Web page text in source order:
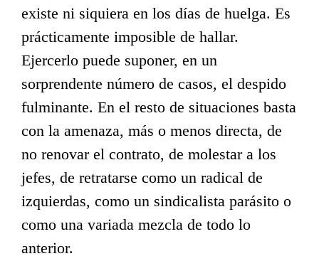
existe ni siquiera en los días de huelga. Es
prácticamente imposible de hallar.
Ejercerlo puede suponer, en un
sorprendente número de casos, el despido
fulminante. En el resto de situaciones basta
con la amenaza, más o menos directa, de
no renovar el contrato, de molestar a los
jefes, de retratarse como un radical de
izquierdas, como un sindicalista parásito o
como una variada mezcla de todo lo
anterior.